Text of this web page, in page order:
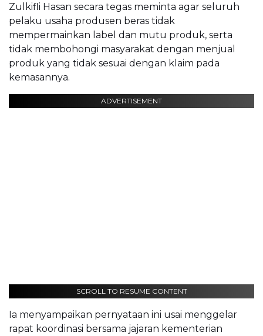
Zulkifli Hasan secara tegas meminta agar seluruh
pelaku usaha produsen beras tidak
mempermainkan label dan mutu produk, serta
tidak membohongi masyarakat dengan menjual
produk yang tidak sesuai dengan klaim pada
kemasannya.
ADVERTISEMENT
SCROLL TO RESUME CONTENT
Ia menyampaikan pernyataan ini usai menggelar
rapat koordinasi bersama jajaran kementerian